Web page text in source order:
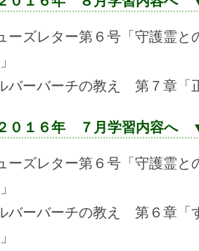
ーズレター第６号「守護霊と
バーバーチの教え 第７章「
０１６年 ７月学習内容へ
ーズレター第６号「守護霊と
バーバーチの教え 第６章「